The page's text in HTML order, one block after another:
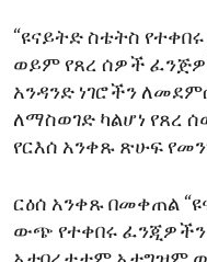
“ዩናይትድ ስቴትስ
ወይም የጸረ ሰዎች
አንዳንድ ነገሮችን
ለማስወገድ ካልሆነ የጸረ
የርእሰ አንቀጹ ጽሁፍ
ርዕሰ አንቀጹ በመቀጠል
ውጭ የተቀበሩ